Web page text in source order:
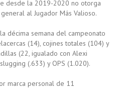
desde la 2019-2020 no otorga
al Jugador Más Valioso.
décima semana del campeonato
(14), cojines totales (104) y
(22, igualado con Alexi
(.633) y OPS (1.020).
marca personal de 11